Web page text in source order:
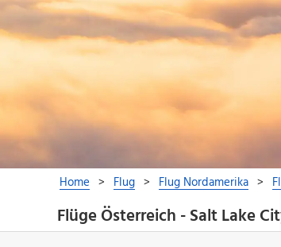
Flüge Österreich - Salt Lake